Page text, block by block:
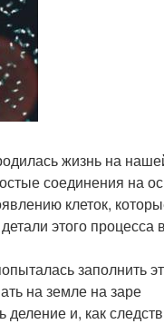
жизнь на
соединения на
клеток,
этого процесса
заполнить
на земле на заре
и, как